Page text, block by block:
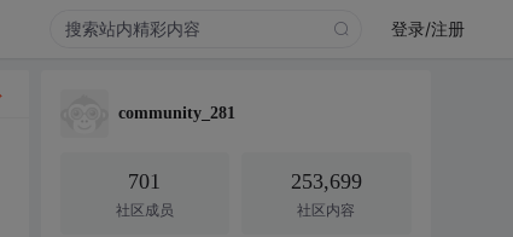
登录/注册
community_281
701
社区成员
253,699
社区内容